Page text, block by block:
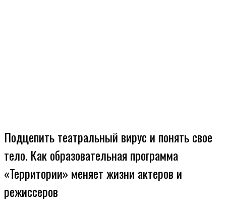
Подцепить театральный вирус и понять свое
тело. Как образовательная программа
«Территории» меняет жизни актеров и
режиссеров